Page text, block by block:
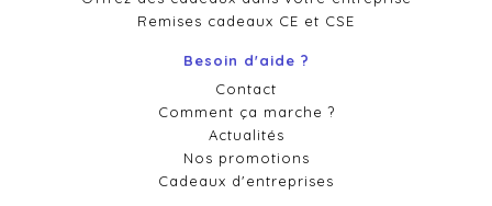
Remises cadeaux CE et CSE
Besoin d'aide ?
Contact
Comment ça marche ?
Actualités
Nos promotions
Cadeaux d'entreprises